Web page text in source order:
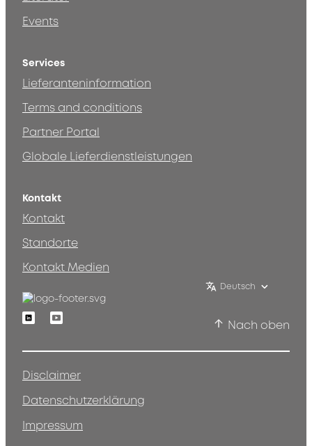
Events
Services
Lieferanteninformation
Terms and conditions
Partner Portal
Globale Lieferdienstleistungen
Kontakt
Kontakt
Standorte
Kontakt Medien
Deutsch
LinkedinYoutube
Nach oben
Disclaimer
Datenschutzerklärung
Impressum